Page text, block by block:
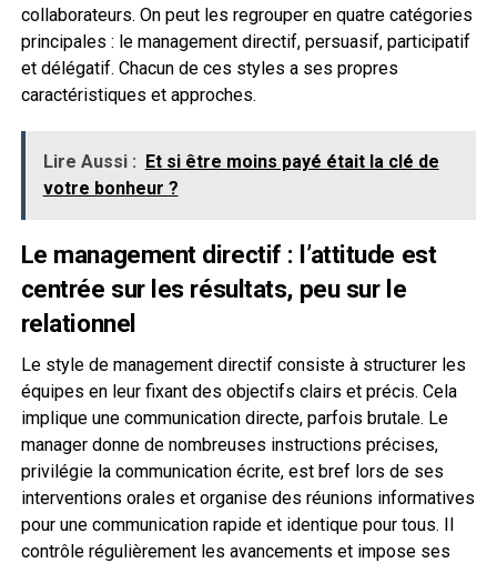
collaborateurs. On peut les regrouper en quatre catégories
principales : le management directif, persuasif, participatif
et délégatif. Chacun de ces styles a ses propres
caractéristiques et approches.
Lire Aussi : Et si être moins payé était la clé de
votre bonheur ?
Le management directif : l’attitude est
centrée sur les résultats, peu sur le
relationnel
Le style de management directif consiste à structurer les
équipes en leur fixant des objectifs clairs et précis. Cela
implique une communication directe, parfois brutale. Le
manager donne de nombreuses instructions précises,
privilégie la communication écrite, est bref lors de ses
interventions orales et organise des réunions informatives
pour une communication rapide et identique pour tous. Il
contrôle régulièrement les avancements et impose ses